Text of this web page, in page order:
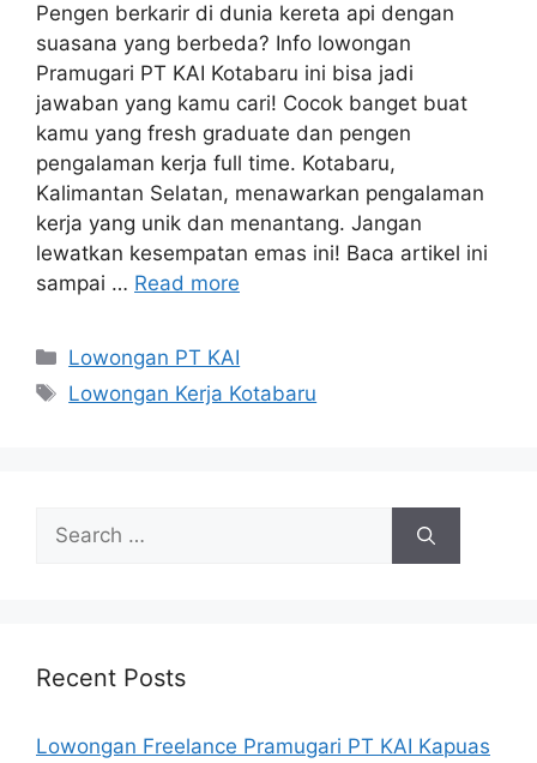
Pengen berkarir di dunia kereta api dengan
suasana yang berbeda? Info lowongan
Pramugari PT KAI Kotabaru ini bisa jadi
jawaban yang kamu cari! Cocok banget buat
kamu yang fresh graduate dan pengen
pengalaman kerja full time. Kotabaru,
Kalimantan Selatan, menawarkan pengalaman
kerja yang unik dan menantang. Jangan
lewatkan kesempatan emas ini! Baca artikel ini
sampai … Read more
Categories
Lowongan PT KAI
Tags
Lowongan Kerja Kotabaru
Search
for:
Recent Posts
Lowongan Freelance Pramugari PT KAI Kapuas